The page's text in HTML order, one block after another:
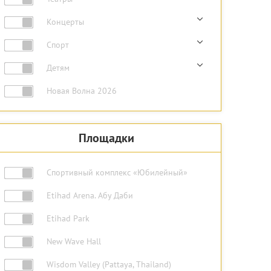
Концерты
Спорт
Детям
Новая Волна 2026
Площадки
Спортивный комплекс «Юбилейный»
Etihad Arena. Абу Даби
Etihad Park
New Wave Hall
Wisdom Valley (Pattaya, Thailand)